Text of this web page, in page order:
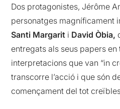
Dos protagonistes, Jérôme
personatges magníficament
Santi Margarit i David Òbia,
entregats als seus papers en
interpretacions que van “in
transcorre l’acció i que són
començament del tot